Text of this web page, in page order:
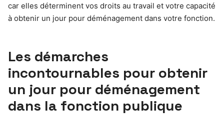
car elles déterminent vos droits au travail et votre capacité
à obtenir un jour pour déménagement dans votre fonction.
Les démarches
incontournables pour obtenir
un jour pour déménagement
dans la fonction publique